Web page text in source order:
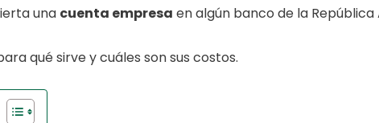
una cuenta empresa en algún banco de la República
qué sirve y cuáles son sus costos.